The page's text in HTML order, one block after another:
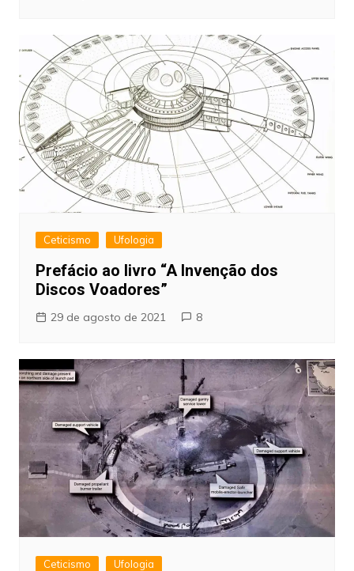
Ceticismo Ufologia
Prefácio ao livro “A Invenção dos
Discos Voadores”
29 de agosto de 2021 8
Ceticismo Ufologia